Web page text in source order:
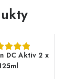
DC Aktiv 2 x